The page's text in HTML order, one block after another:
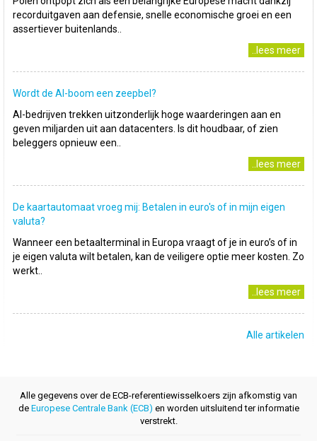
recorduitgaven aan defensie, snelle economische groei en een
assertiever buitenlands..
..lees meer
Wordt de AI-boom een zeepbel?
AI-bedrijven trekken uitzonderlijk hoge waarderingen aan en
geven miljarden uit aan datacenters. Is dit houdbaar, of zien
beleggers opnieuw een..
..lees meer
De kaartautomaat vroeg mij: Betalen in euro's of in mijn eigen
valuta?
Wanneer een betaalterminal in Europa vraagt of je in euro’s of in
je eigen valuta wilt betalen, kan de veiligere optie meer kosten. Zo
werkt..
..lees meer
Alle artikelen
Alle gegevens over de ECB-referentiewisselkoers zijn afkomstig van
de Europese Centrale Bank (ECB) en worden uitsluitend ter informatie
verstrekt.